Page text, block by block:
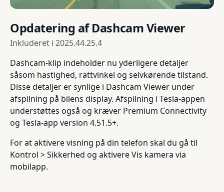
Opdatering af Dashcam Viewer
Inkluderet i 2025.44.25.4
Dashcam-klip indeholder nu yderligere detaljer
såsom hastighed, rattvinkel og selvkørende tilstand.
Disse detaljer er synlige i Dashcam Viewer under
afspilning på bilens display. Afspilning i Tesla-appen
understøttes også og kræver Premium Connectivity
og Tesla-app version 4.51.5+.
For at aktivere visning på din telefon skal du gå til
Kontrol > Sikkerhed og aktivere Vis kamera via
mobilapp.